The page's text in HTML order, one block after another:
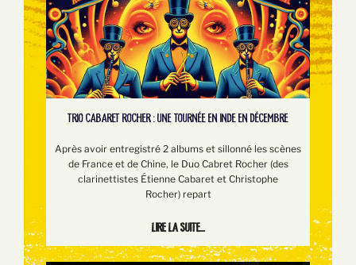
TRIO CABARET ROCHER : UNE TOURNÉE EN INDE EN DÉCEMBRE
Après avoir entregistré 2 albums et sillonné les scènes
de France et de Chine, le Duo Cabret Rocher (des
clarinettistes Étienne Cabaret et Christophe
Rocher) repart
Lire la suite...